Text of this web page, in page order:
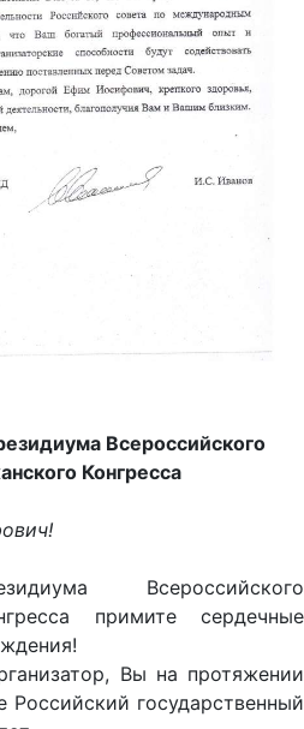
Всероссийского
Конгресса
Всероссийского
примите сердечные
Вы на протяжении
Российский государственный